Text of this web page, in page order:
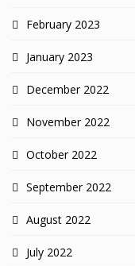
February 2023
January 2023
December 2022
November 2022
October 2022
September 2022
August 2022
July 2022